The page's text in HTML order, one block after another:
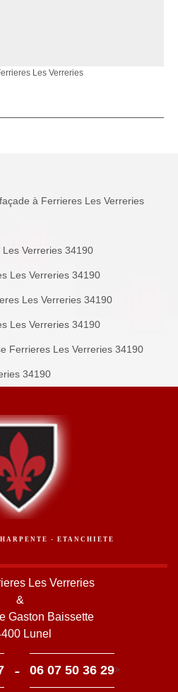
Les Verreries
à Ferrieres Les Verreries
Verreries 34190
Les Verreries 34190
Les Verreries 34190
Les Verreries 34190
Ferrieres Les Verreries 34190
34190
- ETANCHIETE
Les Verreries
&
Gaston Baissette
Lunel
- 06 07 50 36 29>